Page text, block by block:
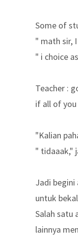
Some of
" math sir,
" i choice
Teacher :
if all of
"Kalian
" tidaaak,"
Jadi begini
untuk
Salah satu
lainnya